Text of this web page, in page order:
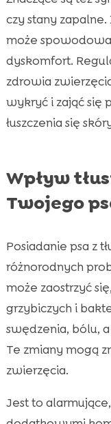
czy stany
może
dyskomfort.
zdrowia
wykryć i zająć się
łuszczenia się
Wpływ
Twojego
Posiadanie psa z
różnorodnych
może zaostrzyć
grzybiczych i
swędzenia, bólu,
Te zmiany mogą
zwierzęcia.
Jest to